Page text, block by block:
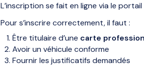
L’inscription se fait en ligne via le
Pour s’inscrire correctement, il faut :
Être titulaire d’une carte
Avoir un véhicule conforme
Fournir les justificatifs demandés